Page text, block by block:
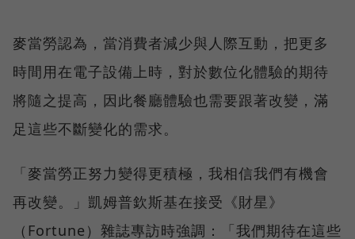
麥當勞認為，當消費者減少與人際互動，把更多
時間用在電子設備上時，對於數位化體驗的期待
將隨之提高，因此餐廳體驗也需要跟著改變，滿
足這些不斷變化的需求。
「麥當勞正努力變得更積極，我相信我們有機會
再改變。」凱姆普欽斯基在接受《財星》
（Fortune）雜誌專訪時強調：「我們期待在這些